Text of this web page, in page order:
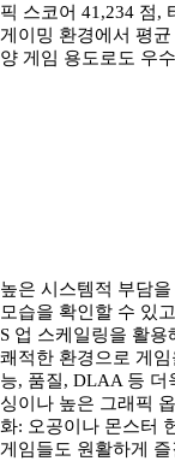
픽 스코어 41,234 점,
게이밍 환경에서 평
양 게임 용도로도 우
높은 시스템적 부담
모습을 확인할 수 있
S 업 스케일링을 활
쾌적한 환경으로 게
능, 품질, DLAA 등 더
싱이나 높은 그래픽
화: 오공이나 몬스터
게임들도 원활하게